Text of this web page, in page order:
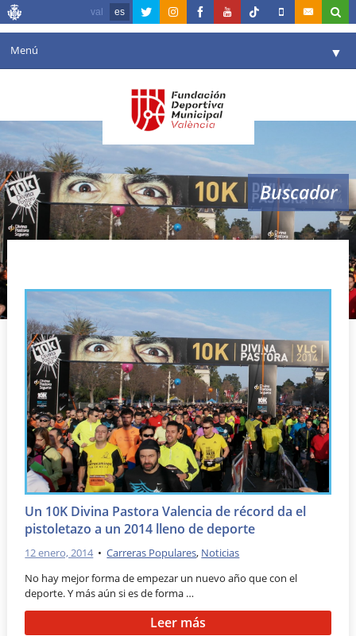
val es
Menú ▼
Agenda
Instalaciones
Comunicación ▼
Valencia en deporte ▼
Buscador
carreras en valencia
Un 10K Divina Pastora Valencia de récord da el
pistoletazo a un 2014 lleno de deporte
12 enero, 2014 •Carreras Populares, Noticias
No hay mejor forma de empezar un nuevo año que con el
deporte. Y más aún si es de forma …
Leer más